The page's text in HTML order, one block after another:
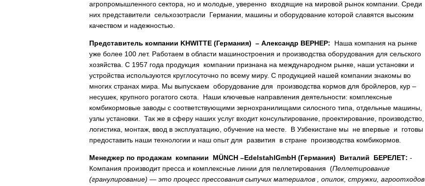
агропромышленного сектора, но и молодые, уверенно входящие на мировой рынок компании. Среди
них представители сельхозотрасли Германии, машины и оборудование которой славятся высоким
качеством и надежностью.
Представитель компании KHWITTE (Германия) – Александр ВЕРНЕР: Наша компания на рынке
уже более 100 лет. Работаем в области машиностроения и производства оборудования для сельского
хозяйства. С 1957 года продукция компании признана на международном рынке, наши установки и
устройства используются круглосуточно по всему миру. С продукцией нашей компании знакомы во
многих странах мира. Мы выпускаем оборудование для производства кормов для бройлеров, кур –
несушек, крупного рогатого скота. Наши ключевые направления деятельности: комплексные
комбикормовые заводы с соответствующими зернохранилищами силосного типа, отдельные машины,
узлы установки. Так же в сферу наших услуг входит консультирование, проектирование, производство,
логистика, монтаж, ввод в эксплуатацию, обучение на месте. В Узбекистане мы не впервые и готовы
предоставить наши технологии и наш опыт для развития в стране производства комбикормов.
Менеджер по продажам компании MÜNCH –EdelstahlGmbH (Германия) Виталий БЕРЕЛЕТ: -
Компания производит пресса и комплексные линии для пеллетирования (Пеллетирование
(гранулирование) — это процесс прессования сыпучих материалов , опилок, стружки, агроотходов